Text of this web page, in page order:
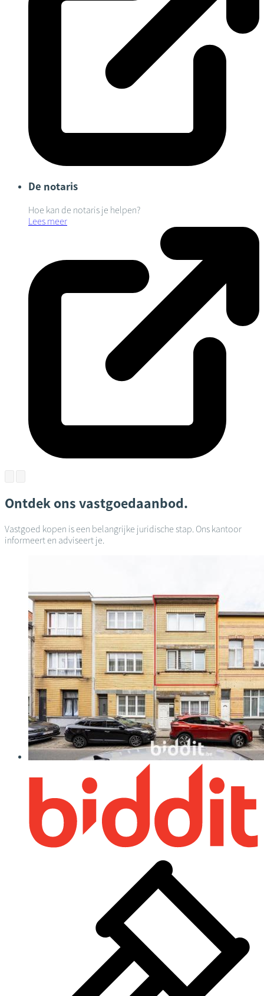
De notaris
Hoe kan de notaris je helpen?
Lees meer
Ontdek ons vastgoedaanbod.
Vastgoed kopen is een belangrijke juridische stap. Ons kantoor
informeert en adviseert je.